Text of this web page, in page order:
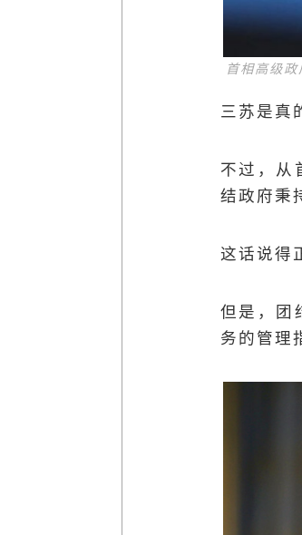
首相高级
三苏是真
不过，从
结政府秉
这话说得
但是，团
务的管理